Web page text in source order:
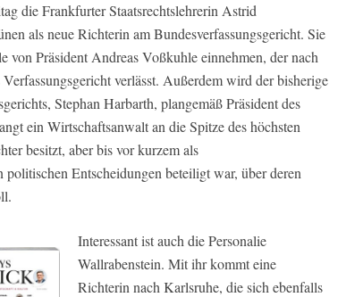
die Frankfurter Staatsrechtslehrerin Astrid
als neue Richterin am Bundesverfassungsgericht. Sie
von Präsident Andreas Voßkuhle einnehmen, der nach
verlässt. Außerdem wird der bisherige
Stephan Harbarth, plangemäß Präsident des
ein Wirtschaftsanwalt an die Spitze des höchsten
besitzt, aber bis vor kurzem als
Entscheidungen beteiligt war, über deren
Interessant ist auch die Personalie
Wallrabenstein. Mit ihr kommt eine
Richterin nach Karlsruhe, die sich ebenfalls